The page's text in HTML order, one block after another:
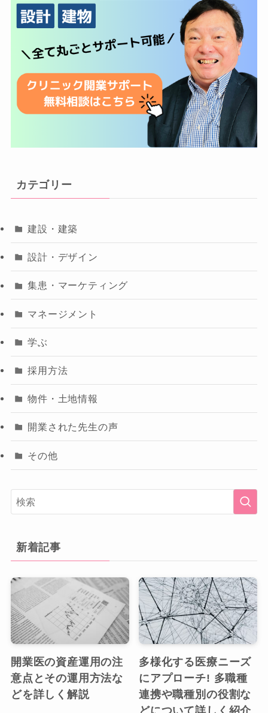
カテゴリー
建設・建築
設計・デザイン
集患・マーケティング
マネージメント
学ぶ
採用方法
物件・土地情報
開業された先生の声
その他
新着記事
開業医の資産運用の注
意点とその運用方法な
どを詳しく解説
多様化する医療ニーズ
にアプローチ! 多職種
連携や職種別の役割な
どについて詳しく紹介